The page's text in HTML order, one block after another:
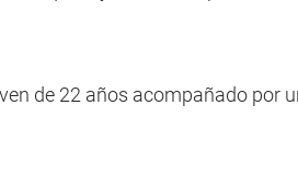
de 22 años acompañado por